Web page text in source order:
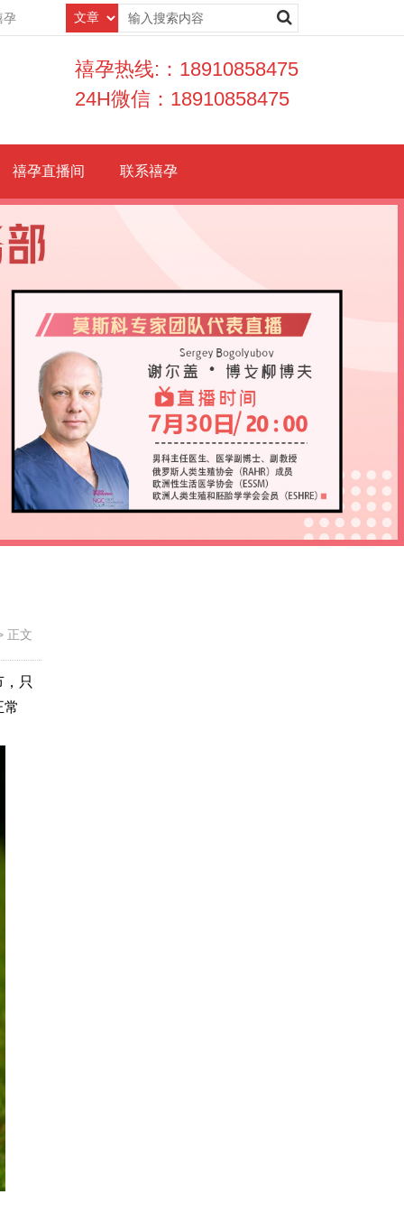
孕
禧孕热线:：18910858475
24H微信：18910858475
禧孕直播间 联系禧孕
正文
只
常